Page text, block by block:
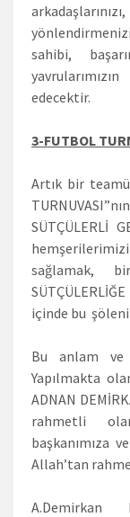
sahibi,
edecektir.
3-FUTBOL
Artık bir
SÜTÇÜLERLİ
sağlamak,
içinde bu
Bu anlam ve
Yapılmakta
ADNAN
rahmetli
başkanımıza
Allah’tan
A.Demirkan